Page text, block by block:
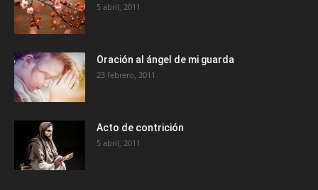
5 abril, 2011
Oración al ángel de mi guarda
23 febrero, 2011
Acto de contrición
5 abril, 2011